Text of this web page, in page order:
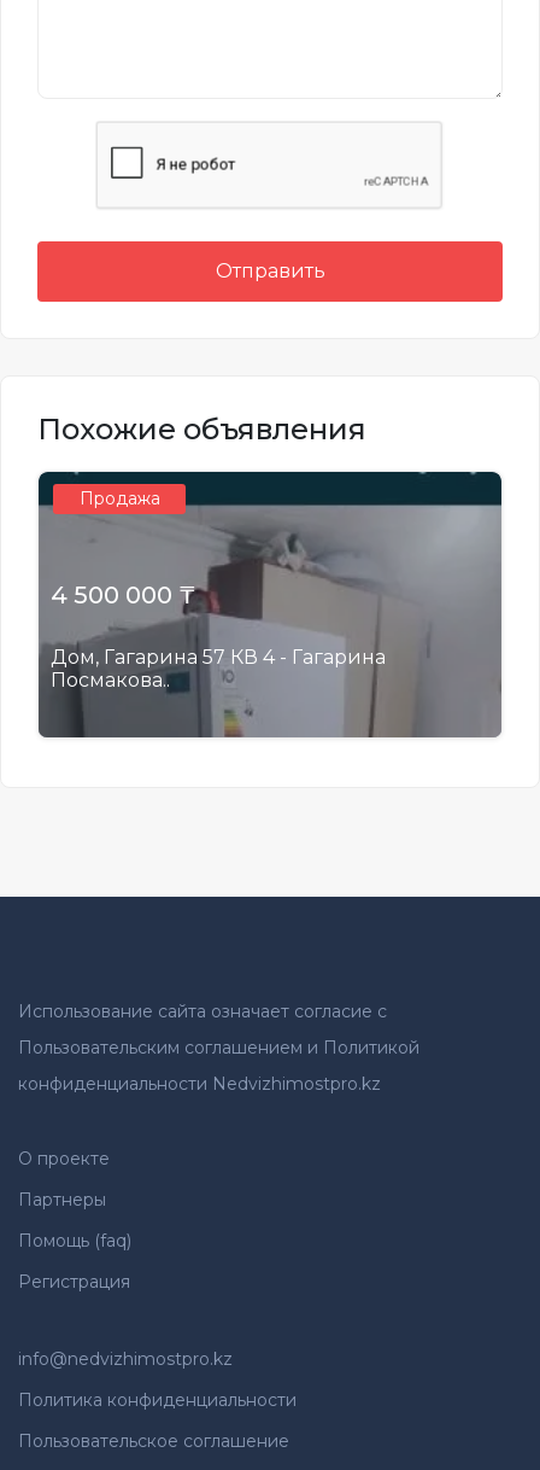
Отправить
Похожие объявления
Продажа
4 500 000 ₸
Дом, Гагарина 57 КВ 4 - Гагарина
Посмакова..
Использование сайта означает согласие с
Пользовательским соглашением и Политикой
конфиденциальности Nedvizhimostpro.kz
О проекте
Партнеры
Помощь (faq)
Регистрация
info@nedvizhimostpro.kz
Политика конфиденциальности
Пользовательское соглашение